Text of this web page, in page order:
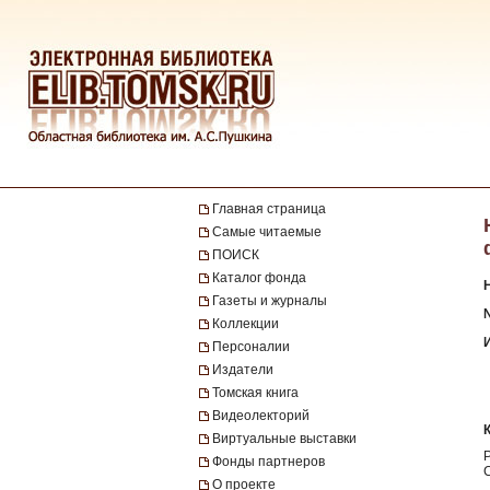
Главная страница
Самые читаемые
ПОИСК
Каталог фонда
Газеты и журналы
Коллекции
Персоналии
Издатели
Томская книга
Видеолекторий
Виртуальные выставки
Фонды партнеров
О проекте